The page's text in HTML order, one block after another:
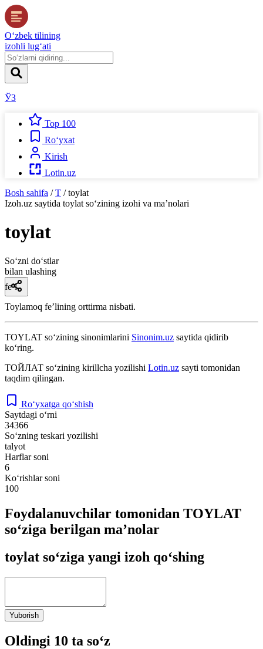
O‘zbek tilining
izohli lug‘ati
ЎЗ
Top 100
Ro‘yxat
Kirish
Lotin.uz
Bosh sahifa / T / toylat
Izoh.uz saytida toylat so‘zining izohi va ma’nolari
toylat
So‘zni do‘stlar
bilan ulashing
fe’l
Toylamoq feʼlining orttirma nisbati.
TOYLAT so‘zining sinonimlarini Sinonim.uz saytida qidirib
ko‘ring.
ТОЙЛАТ so‘zining kirillcha yozilishi Lotin.uz sayti tomonidan
taqdim qilingan.
Ro‘yxatga qo‘shish
Saytdagi o‘rni
34366
So‘zning teskari yozilishi
talyot
Harflar soni
6
Ko‘rishlar soni
100
Foydalanuvchilar tomonidan TOYLAT
so‘ziga berilgan ma’nolar
toylat so‘ziga yangi izoh qo‘shing
Yuborish
Oldingi 10 ta so‘z